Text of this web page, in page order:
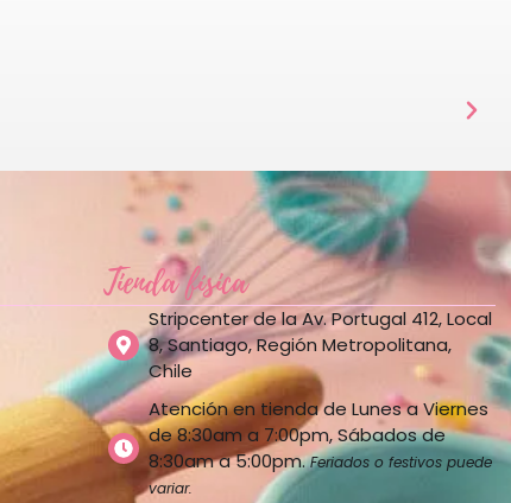
Tienda física
Stripcenter de la Av. Portugal 412, Local
8, Santiago, Región Metropolitana,
Chile
Atención en tienda de Lunes a Viernes
de 8:30am a 7:00pm, Sábados de
8:30am a 5:00pm.Feriados o festivos puede
variar.